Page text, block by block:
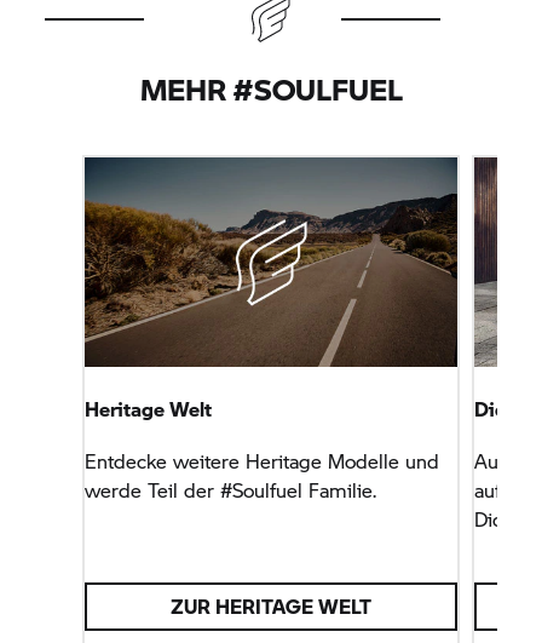
MEHR #SOULFUEL
Heritage Welt
Entdecke weitere Heritage Modelle und
werde Teil der #Soulfuel Familie.
ZUR HERITAGE WELT
Die
Auftritt
Dich